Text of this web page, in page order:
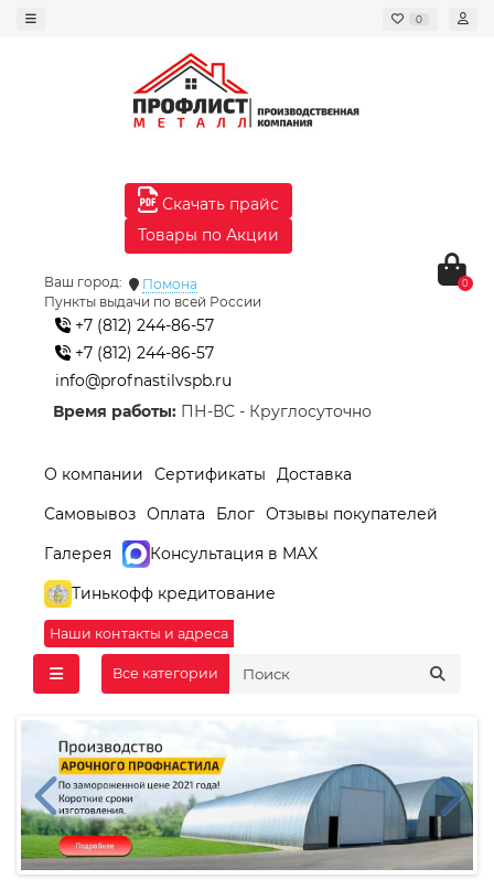
0
Скачать прайс
Товары по Акции
Ваш город:
Помона
Пункты выдачи по всей России
+7 (812) 244-86-57
+7 (812) 244-86-57
info@profnastilvspb.ru
Время работы: ПН-ВС - Круглосуточно
0
О компании Сертификаты
Доставка
Самовывоз Оплата Блог Отзывы покупателей
Галерея
Консультация в MAX
Тинькофф кредитование
Наши контакты и адреса
Все категории